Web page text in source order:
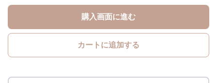
購入画面に進む
カートに追加する